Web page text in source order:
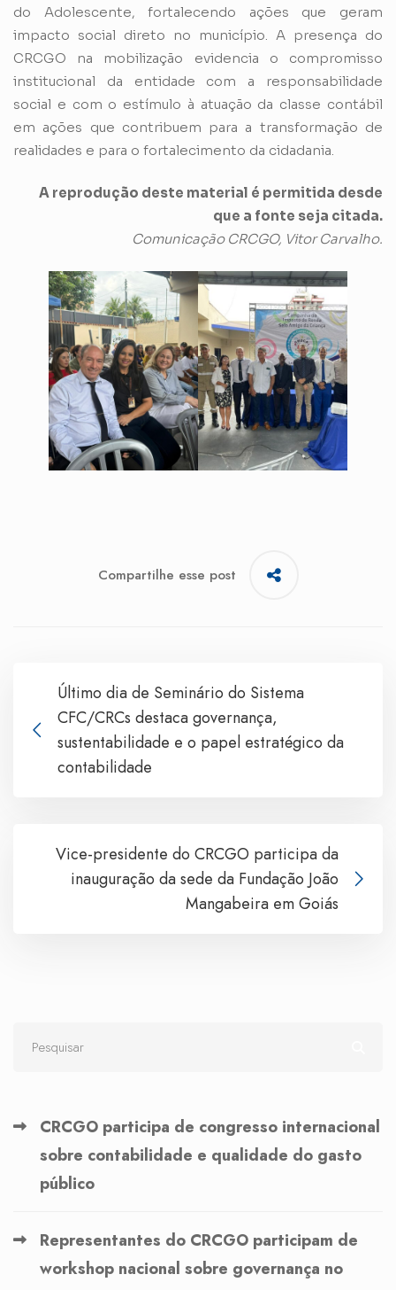
do Adolescente, fortalecendo ações que geram
impacto social direto no município. A presença do
CRCGO na mobilização evidencia o compromisso
institucional da entidade com a responsabilidade
social e com o estímulo à atuação da classe contábil
em ações que contribuem para a transformação de
realidades e para o fortalecimento da cidadania.
A reprodução deste material é permitida desde
que a fonte seja citada.
Comunicação CRCGO, Vitor Carvalho.
Compartilhe esse post
Último dia de Seminário do Sistema
CFC/CRCs destaca governança,
sustentabilidade e o papel estratégico da
contabilidade
Vice-presidente do CRCGO participa da
inauguração da sede da Fundação João
Mangabeira em Goiás
CRCGO participa de congresso internacional
sobre contabilidade e qualidade do gasto
público
Representantes do CRCGO participam de
workshop nacional sobre governança no